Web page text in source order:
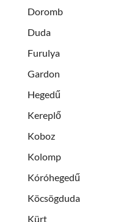
Doromb
Duda
Furulya
Gardon
Hegedű
Kereplő
Koboz
Kolomp
Kóróhegedű
Köcsögduda
Kürt